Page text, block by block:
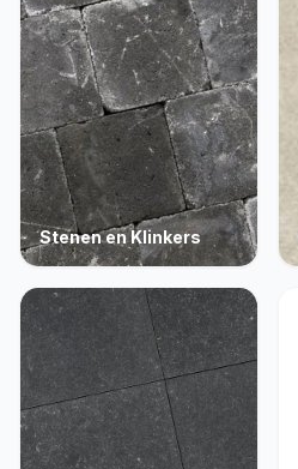
Stenen en Klinkers